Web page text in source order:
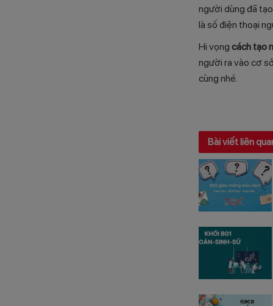
người dùng đã
là số điện thoại
Hi vọng cách tạo
người ra vào cơ
cùng nhé.
Bài viết liên